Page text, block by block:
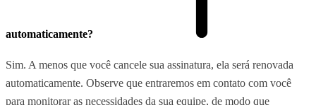
automaticamente?
Sim. A menos que você cancele sua assinatura, ela será renovada
automaticamente. Observe que entraremos em contato com você
para monitorar as necessidades da sua equipe, de modo que